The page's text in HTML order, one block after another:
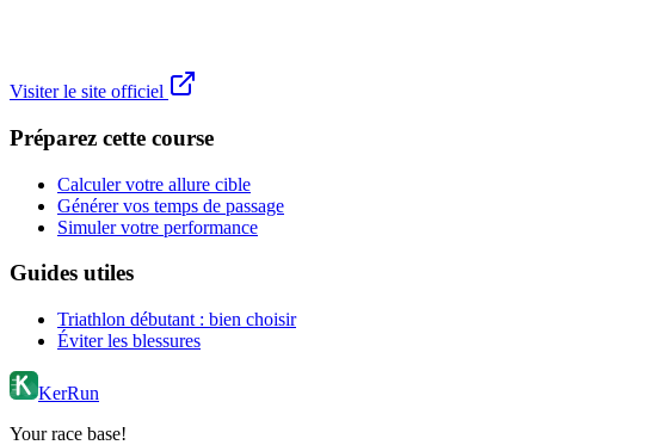
Visiter le site officiel
Préparez cette course
Calculer votre allure cible
Générer vos temps de passage
Simuler votre performance
Guides utiles
Triathlon débutant : bien choisir
Éviter les blessures
KerRun
Your race base!